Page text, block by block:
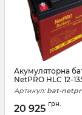
Акумуляторна
NetPRO HLC 12-
Артикул: bat-
20 925 грн.